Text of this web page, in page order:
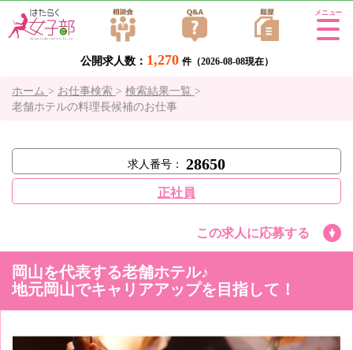
公開求人数： 1,270 件（2026-08-08現在）
Tog
ホーム > お仕事検索 > 検索結果一覧 >
老舗ホテルの料理長候補のお仕事
求人番号： 28650
正社員
この求人に応募する
岡山を代表する老舗ホテル♪
地元岡山でキャリアアップを目指して！